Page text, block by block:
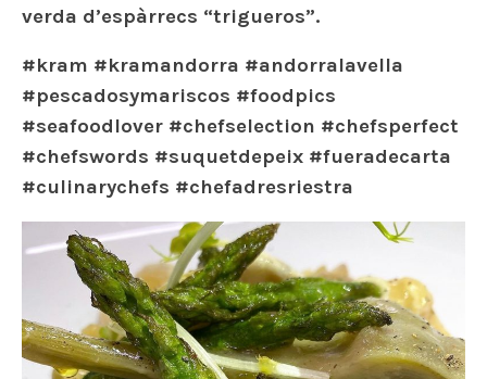
verda d’espàrrecs “trigueros”.
#kram #kramandorra #andorralavella
#pescadosymariscos #foodpics
#seafoodlover #chefselection #chefsperfect
#chefswords #suquetdepeix #fueradecarta
#culinarychefs #chefadresriestra